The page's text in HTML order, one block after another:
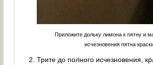
Приложите дольку лимона к пятну и
исчезновения пятна
Трите до полного исчезновения,